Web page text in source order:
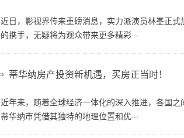
近日，影视界传来重磅消息，实力派演员林峯正
的携手，无疑将为观众带来更多精彩···
蒂华纳房产投资新机遇，买房正当时！
近年来，随着全球经济一体化的深入推进，各国
蒂华纳市凭借其独特的地理位置和优···